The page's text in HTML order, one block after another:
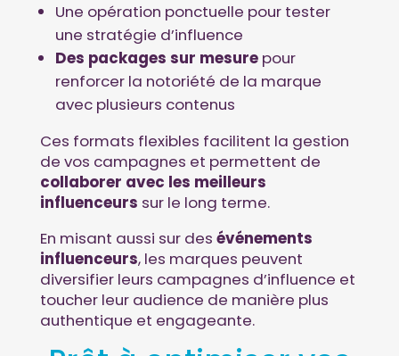
Une opération ponctuelle pour tester
une stratégie d’influence
Des packages sur mesure pour
renforcer la notoriété de la marque
avec plusieurs contenus
Ces formats flexibles facilitent la gestion
de vos campagnes et permettent de
collaborer avec les meilleurs
influenceurs sur le long terme.
En misant aussi sur des événements
influenceurs, les marques peuvent
diversifier leurs campagnes d’influence et
toucher leur audience de manière plus
authentique et engageante.